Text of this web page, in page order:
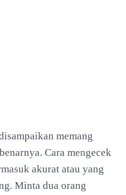
memang
Cara mengecek
akurat atau yang
Minta dua orang